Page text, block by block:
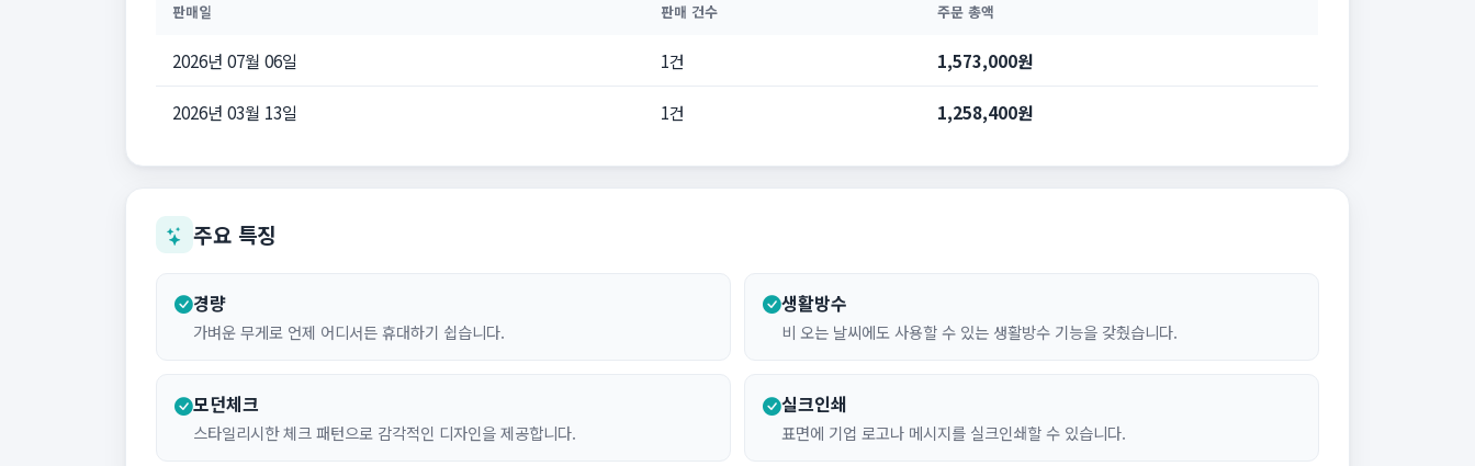
판매일 판매 건수 주문 총액
2026년 07월 06일 1건 1,573,000원
2026년 03월 13일 1건 1,258,400원
주요 특징
경량
가벼운 무게로 언제 어디서든 휴대하기 쉽습니다.
생활방수
비 오는 날씨에도 사용할 수 있는 생활방수 기능을 갖췄습니다.
모던체크
스타일리시한 체크 패턴으로 감각적인 디자인을 제공합니다.
실크인쇄
표면에 기업 로고나 메시지를 실크인쇄할 수 있습니다.